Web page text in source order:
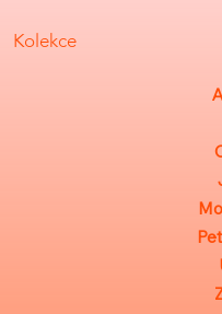
Kolekce